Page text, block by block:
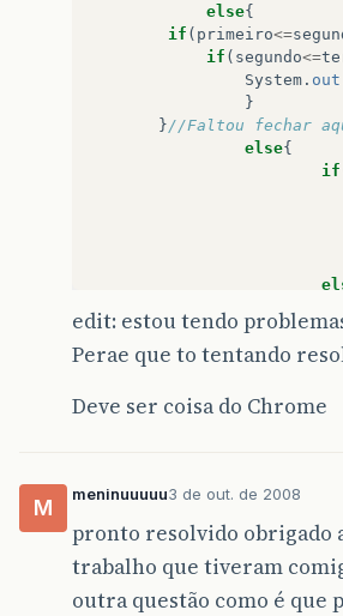
else{
if ( primeiro<=
if ( segundo<=
System . out
}
}//Faltou fechar
else{
if
}
}
edit: estou tendo
Perae que to tentando
Deve ser coisa do Chrome
M
meninuuuuu3 de out. de 2008
pronto resolvido obrigado
trabalho que tiveram
outra questão como é que